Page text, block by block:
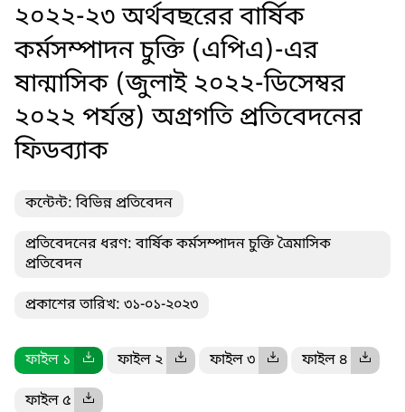
২০২২-২৩ অর্থবছরের বার্ষিক
কর্মসম্পাদন চুক্তি (এপিএ)-এর
ষান্মাসিক (জুলাই ২০২২-ডিসেম্বর
২০২২ পর্যন্ত) অগ্রগতি প্রতিবেদনের
ফিডব্যাক
কন্টেন্ট: বিভিন্ন প্রতিবেদন
প্রতিবেদনের ধরণ: বার্ষিক কর্মসম্পাদন চুক্তি ত্রৈমাসিক
প্রতিবেদন
প্রকাশের তারিখ: ৩১-০১-২০২৩
ফাইল ১ ফাইল ২ ফাইল ৩ ফাইল ৪
ফাইল ৫